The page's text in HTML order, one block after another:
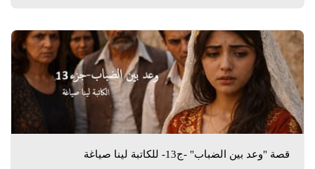
قصة "وعد بين الضباب" -ج13- للكاتبة لينا صياغة